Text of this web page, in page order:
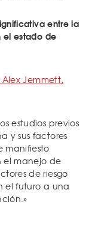
entre la
el estado de
Jemmett,
estudios previos
y sus factores
manifiesto
el manejo de
de riesgo
el futuro a una